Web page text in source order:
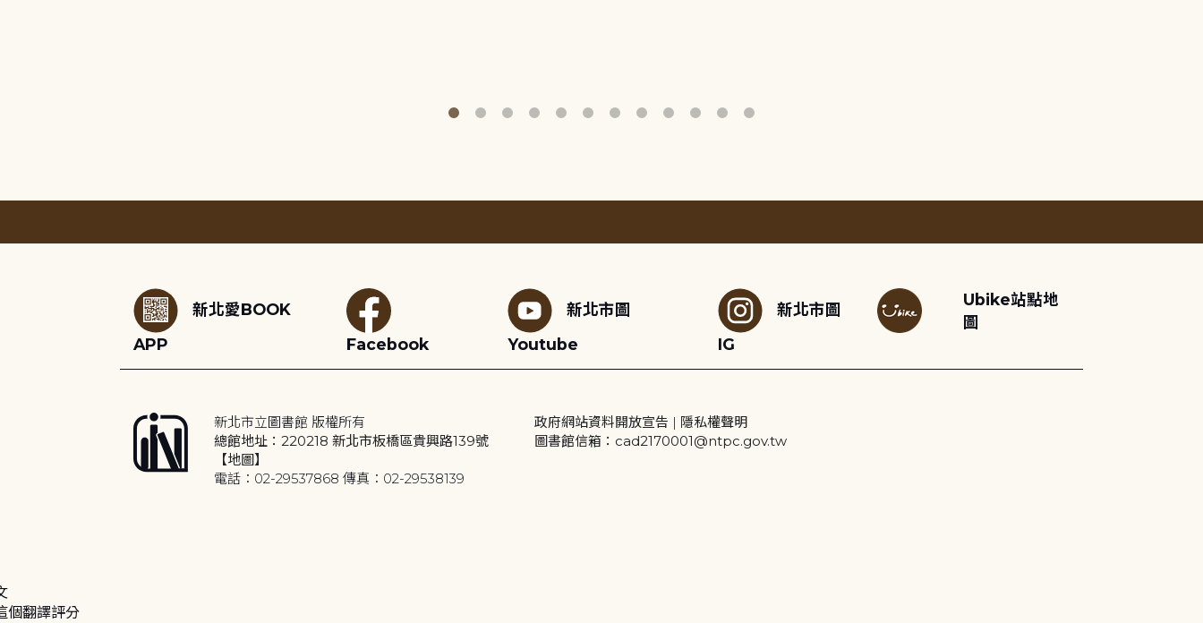
新北愛BOOK
APP
Facebook
新北市圖
Youtube
新北市圖
IG
Ubike站點地
圖
新北市立圖書館 版權所有
總館地址：220218 新北市板橋區貴興路139號
【地圖】
電話：02-29537868 傳真：02-29538139
政府網站資料開放宣告 | 隱私權聲明
圖書館信箱：cad2170001@ntpc.gov.tw
個翻譯評分